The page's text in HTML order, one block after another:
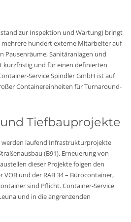
zur Inspektion und Wartung) bringt
mehrere hundert externe Mitarbeiter auf
Pausenräume, Sanitäranlagen und
kurzfristig und für einen definierten
Service Spindler GmbH ist auf
Containereinheiten für Turnaround-
Tiefbauprojekte
werden laufend Infrastrukturprojekte
(B91), Erneuerung von
dieser Projekte folgen den
und der RAB 34 – Bürocontainer,
sind Pflicht. Container-Service
und in die angrenzenden